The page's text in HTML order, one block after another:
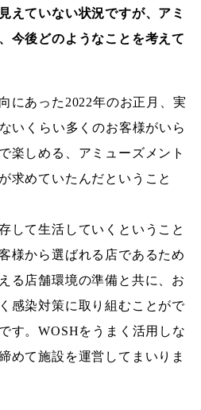
えていない状況ですが、アミ
今後どのようなことを考えて
にあった2022年のお正月、実
いくらい多くのお客様がいら
楽しめる、アミューズメント
求めていたんだということ
して生活していくということ
様から選ばれる店であるため
る店舗環境の準備と共に、お
感染対策に取り組むことがで
す。WOSHをうまく活用しな
めて施設を運営してまいりま